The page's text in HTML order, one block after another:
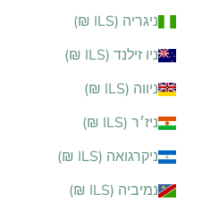
ניגריה (ILS ₪)
ניו זילנד (ILS ₪)
ניווה (ILS ₪)
ניז׳ר (ILS ₪)
ניקרגואה (ILS ₪)
נמיביה (ILS ₪)